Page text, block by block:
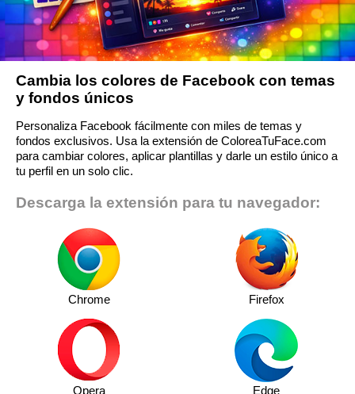
Cambia los colores de Facebook con temas
y fondos únicos
Personaliza Facebook fácilmente con miles de temas y
fondos exclusivos. Usa la extensión de ColoreaTuFace.com
para cambiar colores, aplicar plantillas y darle un estilo único a
tu perfil en un solo clic.
Descarga la extensión para tu navegador:
Chrome Firefox
Opera Edge